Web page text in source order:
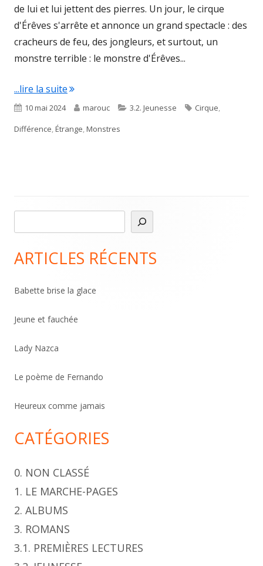
de lui et lui jettent des pierres. Un jour, le cirque
d'Érêves s'arrête et annonce un grand spectacle : des
cracheurs de feu, des jongleurs, et surtout, un
monstre terrible : le monstre d'Érêves...
...lire la suite"Monstres"
Published
on
10 mai 2024 Author
marouc Categories
3.2. Jeunesse Tags
Cirque,
Différence,Étrange,Monstres
Sidebar
e
h
c
e
ARTICLES RÉCENTS
Babette brise la glace
Jeune et fauchée
Lady Nazca
Le poème de Fernando
Heureux comme jamais
CATÉGORIES
0. NON CLASSÉ
1. LE MARCHE-PAGES
2. ALBUMS
3. ROMANS
3.1. PREMIÈRES LECTURES